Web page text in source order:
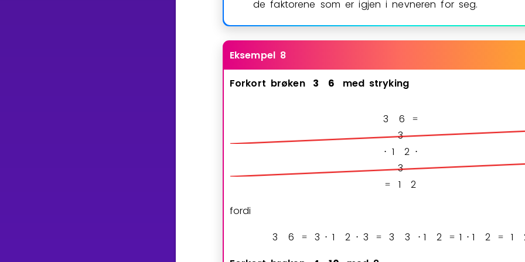
de faktorene som er igjen i nevneren for seg.
Eksempel 8
Forkort brøken 3 6 med stryking
3 6 =
3
⋅ 1 2 ⋅
3
= 1
2
fordi
3
6 = 3 ⋅ 1 2 ⋅ 3 = 3 3 ⋅ 1 2 = 1 ⋅ 1 2 = 1